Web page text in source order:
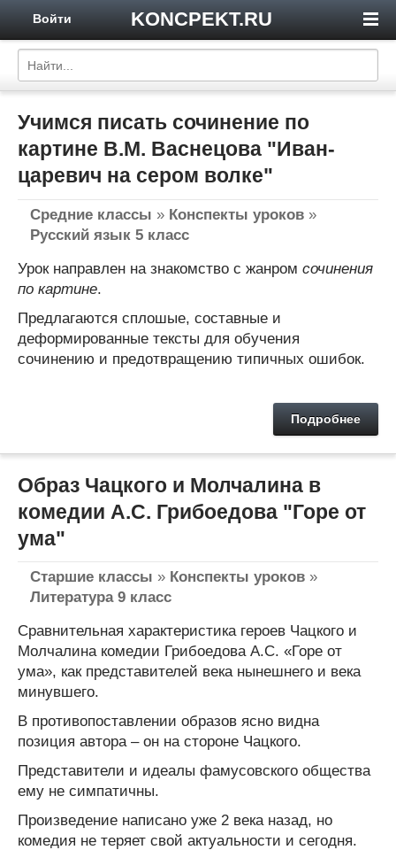
KONCPEKT.RU
Войти
Учимся писать сочинение по
картине В.М. Васнецова "Иван-
царевич на сером волке"
Средние классы » Конспекты уроков »
Русский язык 5 класс
Урок направлен на знакомство с жанром сочинения
по картине.
Предлагаются сплошые, составные и
деформированные тексты для обучения
сочинению и предотвращению типичных ошибок.
Подробнее
Образ Чацкого и Молчалина в
комедии А.С. Грибоедова "Горе от
ума"
Старшие классы » Конспекты уроков »
Литература 9 класс
Сравнительная характеристика героев Чацкого и
Молчалина комедии Грибоедова А.С. «Горе от
ума», как представителей века нынешнего и века
минувшего.
В противопоставлении образов ясно видна
позиция автора – он на стороне Чацкого.
Представители и идеалы фамусовского общества
ему не симпатичны.
Произведение написано уже 2 века назад, но
комедия не теряет свой актуальности и сегодня.